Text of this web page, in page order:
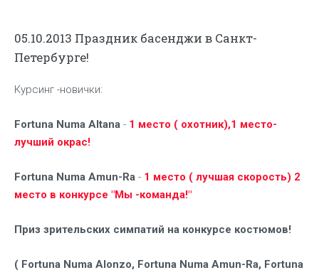
05.10.2013 Праздник басенджи в Санкт-
Петербурге!
Курсинг -новички:
Fortuna Numa Altana - 1 место ( охотник),1 место-
лучший окрас!
Fortuna Numa Amun-Ra - 1 место ( лучшая скорость) 2
место в конкурсе "Мы -команда!"
Приз зрительских симпатий на конкурсе костюмов!
( Fortuna Numa Alonzo, Fortuna Numa Amun-Ra, Fortuna